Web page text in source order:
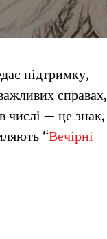
підтримку,
справах,
числі — це знак,
“Вечірні